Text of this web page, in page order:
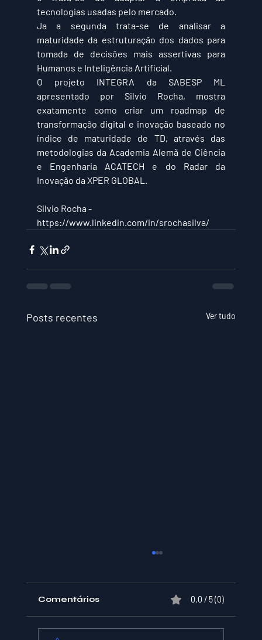
tecnologias usadas pelo mercado.
Ja a segunda trata-se de analisar a
maturidade da estruturação dos dados para
tomada de decisões mais assertivas para
Humanos e Inteligência Artificial.
O projeto INTEGRA da SABESP ML
apresentado por Silvio Rocha, mostra
exatamente como criar um roadmap de
transformação digital e inovação baseado no
índice de maturidade de TD, através das
metodologias da Academia Alemã de Ciência
e Engenharia ACATECH e do Radar da
Inovação da XPER GLOBAL.
Silvio Rocha -
https://www.linkedin.com/in/srochasilva/
Posts recentes Ver tudo
Comentários 0.0 / 5 (0)